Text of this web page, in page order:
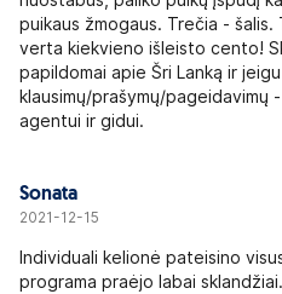
puikaus žmogaus. Trečia -
verta kiekvieno išleisto cento!
papildomai apie Šri Lanką ir
klausimų/prašymų/pageidavimų
agentui ir gidui.
Sonata
2021-12-15
Individuali kelionė pateisino
programa praėjo labai